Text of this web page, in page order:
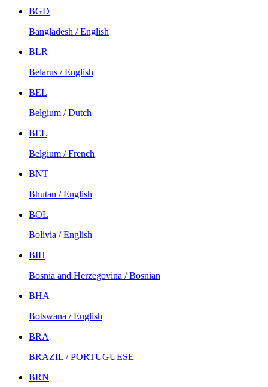
BGD
Bangladesh / English
BLR
Belarus / English
BEL
Belgium / Dutch
BEL
Belgium / French
BNT
Bhutan / English
BOL
Bolivia / English
BIH
Bosnia and Herzegovina / Bosnian
BHA
Botswana / English
BRA
BRAZIL / PORTUGUESE
BRN